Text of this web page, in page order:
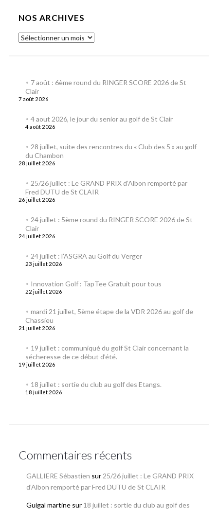
NOS ARCHIVES
7 août : 6ème round du RINGER SCORE 2026 de St
Clair
7 août 2026
4 aout 2026, le jour du senior au golf de St Clair
4 août 2026
28 juillet, suite des rencontres du « Club des 5 » au golf
du Chambon
28 juillet 2026
25/26 juillet : Le GRAND PRIX d’Albon remporté par
Fred DUTU de St CLAIR
26 juillet 2026
24 juillet : 5ème round du RINGER SCORE 2026 de St
Clair
24 juillet 2026
24 juillet : l’ASGRA au Golf du Verger
23 juillet 2026
Innovation Golf : TapTee Gratuit pour tous
22 juillet 2026
mardi 21 juillet, 5ème étape de la VDR 2026 au golf de
Chassieu
21 juillet 2026
19 juillet : communiqué du golf St Clair concernant la
sécheresse de ce début d’été.
19 juillet 2026
18 juillet : sortie du club au golf des Etangs.
18 juillet 2026
Commentaires récents
GALLIERE Sébastien sur 25/26 juillet : Le GRAND PRIX
d’Albon remporté par Fred DUTU de St CLAIR
Guigal martinesur 18 juillet : sortie du club au golf des